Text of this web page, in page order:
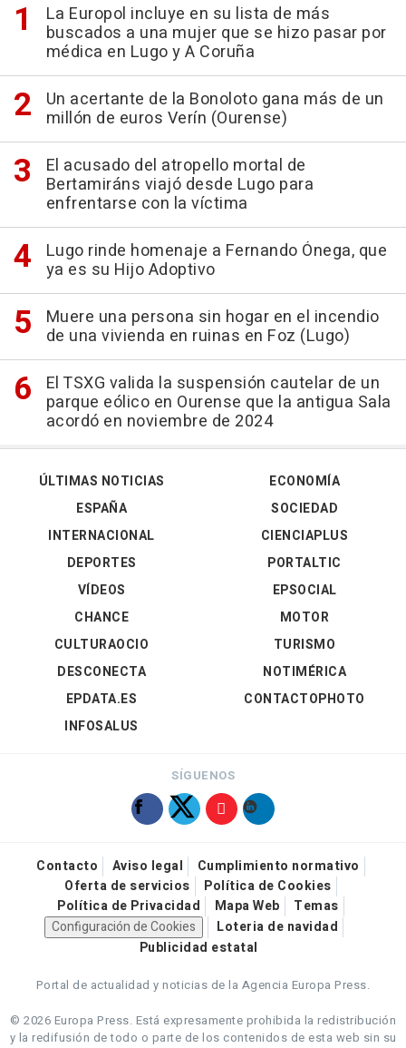
La Europol incluye en su lista de más
buscados a una mujer que se hizo pasar por
médica en Lugo y A Coruña
Un acertante de la Bonoloto gana más de un
millón de euros Verín (Ourense)
El acusado del atropello mortal de
Bertamiráns viajó desde Lugo para
enfrentarse con la víctima
Lugo rinde homenaje a Fernando Ónega, que
ya es su Hijo Adoptivo
Muere una persona sin hogar en el incendio
de una vivienda en ruinas en Foz (Lugo)
El TSXG valida la suspensión cautelar de un
parque eólico en Ourense que la antigua Sala
acordó en noviembre de 2024
ÚLTIMAS NOTICIAS
ESPAÑA
INTERNACIONAL
DEPORTES
VÍDEOS
ECONOMÍA
SOCIEDAD
CIENCIAPLUS
PORTALTIC
EPSOCIAL
CHANCE
CULTURAOCIO
DESCONECTA
EPDATA.ES
INFOSALUS
MOTOR
TURISMO
NOTIMÉRICA
CONTACTOPHOTO
SÍGUENOS
Contacto Aviso legal
Cumplimiento normativo
Oferta de servicios
Política de Cookies
Política de Privacidad
Mapa Web
Temas
Configuración de Cookies
Loteria de navidad
Publicidad estatal
Portal de actualidad y noticias de la Agencia Europa Press.
© 2026 Europa Press. Está expresamente prohibida la redistribución
y la redifusión de todo o parte de los contenidos de esta web sin su